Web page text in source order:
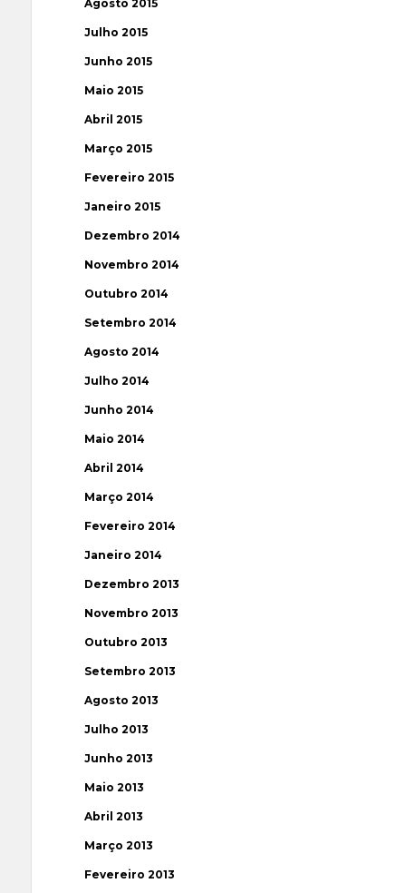
Agosto 2015
Julho 2015
Junho 2015
Maio 2015
Abril 2015
Março 2015
Fevereiro 2015
Janeiro 2015
Dezembro 2014
Novembro 2014
Outubro 2014
Setembro 2014
Agosto 2014
Julho 2014
Junho 2014
Maio 2014
Abril 2014
Março 2014
Fevereiro 2014
Janeiro 2014
Dezembro 2013
Novembro 2013
Outubro 2013
Setembro 2013
Agosto 2013
Julho 2013
Junho 2013
Maio 2013
Abril 2013
Março 2013
Fevereiro 2013